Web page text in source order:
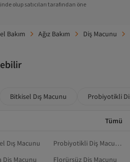
olup satıcıları tarafından öne
Bakım Ağız Bakım Diş Macunu
Bitkisel Dış Macunu Probiyotikli
Tümü
Dış Macunu
Probiyotikli Diş Macunu
Diş Macunu
Florürsüz Diş Macunu